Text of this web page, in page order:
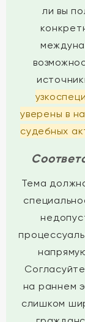
ли вы
уверены в
судебных
Тема
на раннем
слишком